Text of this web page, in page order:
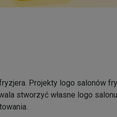
Projekty logo salonów
stworzyć własne logo